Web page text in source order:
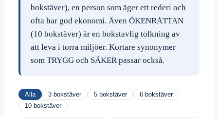
bokstäver), en person som äger ett rederi och
ofta har god ekonomi. Även ÖKENRÅTTAN
(10 bokstäver) är en bokstavlig tolkning av
att leva i torra miljöer. Kortare synonymer
som TRYGG och SÄKER passar också.
Alla 3 bokstäver 5 bokstäver
6 bokstäver
10 bokstäver